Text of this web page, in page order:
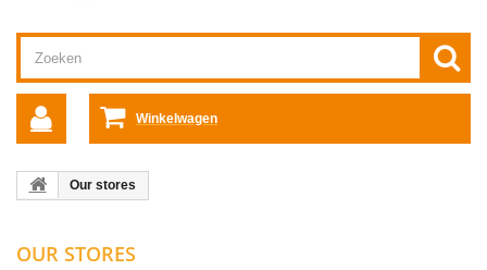
Winkelwagen
Our stores
OUR STORES